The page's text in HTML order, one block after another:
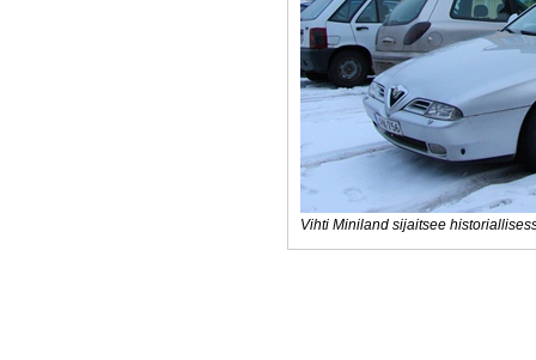
Vihti Miniland sijaitsee